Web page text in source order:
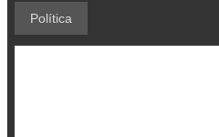
Política